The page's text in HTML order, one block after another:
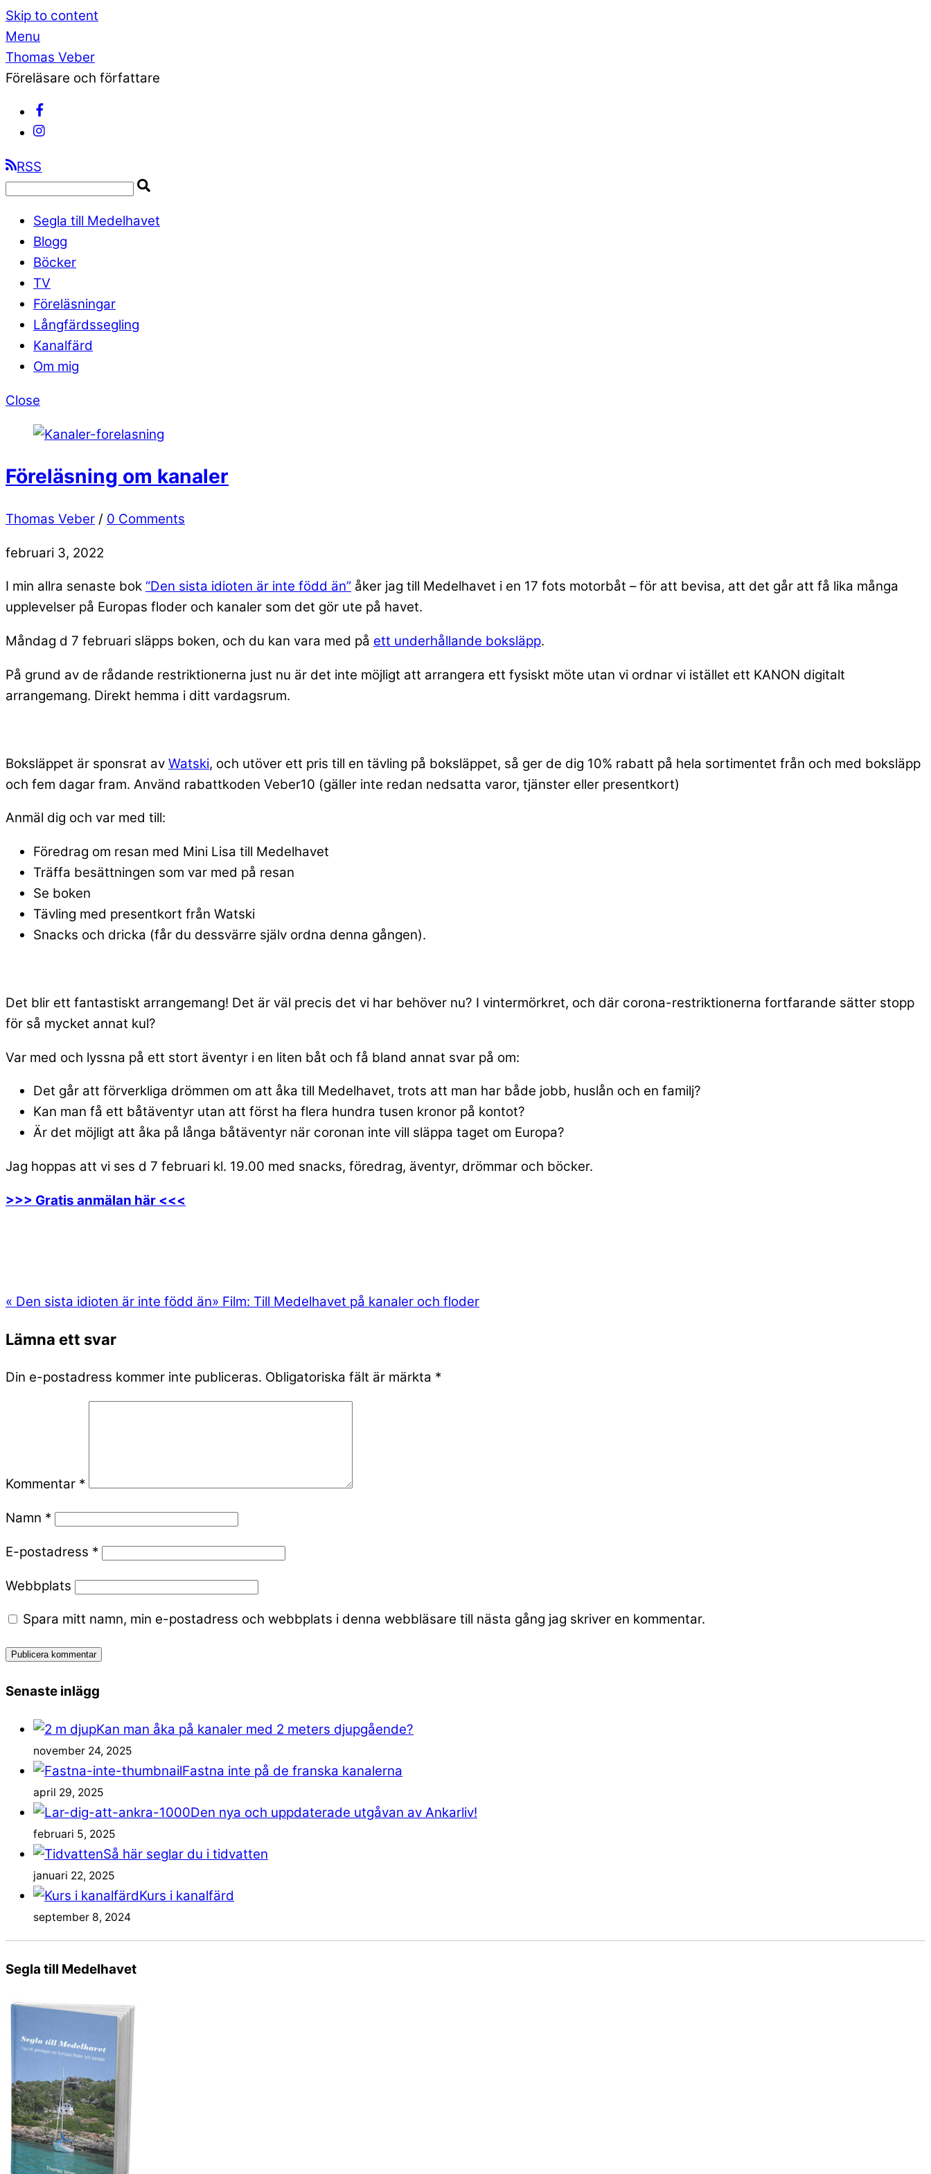
Skip to content
Menu
Thomas Veber
Föreläsare och författare
RSS
Segla till Medelhavet
Blogg
Böcker
TV
Föreläsningar
Långfärdssegling
Kanalfärd
Om mig
Close
Föreläsning om kanaler
Thomas Veber / 0 Comments
februari 3, 2022
I min allra senaste bok “Den sista idioten är inte född än” åker jag till Medelhavet i en 17 fots motorbåt – för att bevisa, att det går att få lika många
upplevelser på Europas floder och kanaler som det gör ute på havet.
Måndag d 7 februari släpps boken, och du kan vara med på ett underhållande boksläpp.
På grund av de rådande restriktionerna just nu är det inte möjligt att arrangera ett fysiskt möte utan vi ordnar vi istället ett KANON digitalt
arrangemang. Direkt hemma i ditt vardagsrum.
Boksläppet är sponsrat av Watski, och utöver ett pris till en tävling på boksläppet, så ger de dig 10% rabatt på hela sortimentet från och med boksläpp
och fem dagar fram. Använd rabattkoden Veber10 (gäller inte redan nedsatta varor, tjänster eller presentkort)
Anmäl dig och var med till:
Föredrag om resan med Mini Lisa till Medelhavet
Träffa besättningen som var med på resan
Se boken
Tävling med presentkort från Watski
Snacks och dricka (får du dessvärre själv ordna denna gången).
Det blir ett fantastiskt arrangemang! Det är väl precis det vi har behöver nu? I vintermörkret, och där corona-restriktionerna fortfarande sätter stopp
för så mycket annat kul?
Var med och lyssna på ett stort äventyr i en liten båt och få bland annat svar på om:
Det går att förverkliga drömmen om att åka till Medelhavet, trots att man har både jobb, huslån och en familj?
Kan man få ett båtäventyr utan att först ha flera hundra tusen kronor på kontot?
Är det möjligt att åka på långa båtäventyr när coronan inte vill släppa taget om Europa?
Jag hoppas att vi ses d 7 februari kl. 19.00 med snacks, föredrag, äventyr, drömmar och böcker.
>>> Gratis anmälan här <<<
« Den sista idioten är inte född än» Film: Till Medelhavet på kanaler och floder
Lämna ett svar
Din e-postadress kommer inte publiceras. Obligatoriska fält är märkta *
Kommentar *
Namn *
E-postadress *
Webbplats
Spara mitt namn, min e-postadress och webbplats i denna webbläsare till nästa gång jag skriver en kommentar.
Senaste inlägg
Kan man åka på kanaler med 2 meters djupgående?
november 24, 2025
Fastna inte på de franska kanalerna
april 29, 2025
Den nya och uppdaterade utgåvan av Ankarliv!
februari 5, 2025
Så här seglar du i tidvatten
januari 22, 2025
Kurs i kanalfärd
september 8, 2024
Segla till Medelhavet